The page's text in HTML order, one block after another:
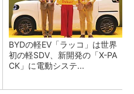
BYDの軽EV「ラッコ」は世界
初の軽SDV、新開発の「X-PA
CK」に電動システ...